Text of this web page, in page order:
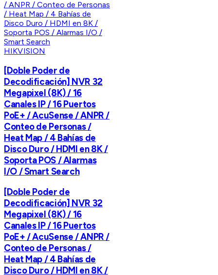
HIKVISION
[Doble Poder de
Decodificación] NVR 32
Megapixel (8K) / 16
Canales IP / 16 Puertos
PoE+ / AcuSense / ANPR /
Conteo de Personas /
Heat Map / 4 Bahías de
Disco Duro / HDMI en 8K /
Soporta POS / Alarmas
I/O / Smart Search
[Doble Poder de
Decodificación] NVR 32
Megapixel (8K) / 16
Canales IP / 16 Puertos
PoE+ / AcuSense / ANPR /
Conteo de Personas /
Heat Map / 4 Bahías de
Disco Duro / HDMI en 8K /